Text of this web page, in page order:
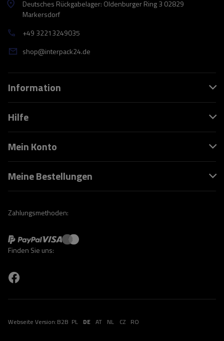
Deutsches Rückgabelager: Oldenburger Ring 3 02829
Markersdorf
+49 32213249035
shop@interpack24.de
Information
Hilfe
Mein Konto
Meine Bestellungen
Zahlungsmethoden:
Finden Sie uns:
Webseite Version:B2B PL DE AT NL CZ RO